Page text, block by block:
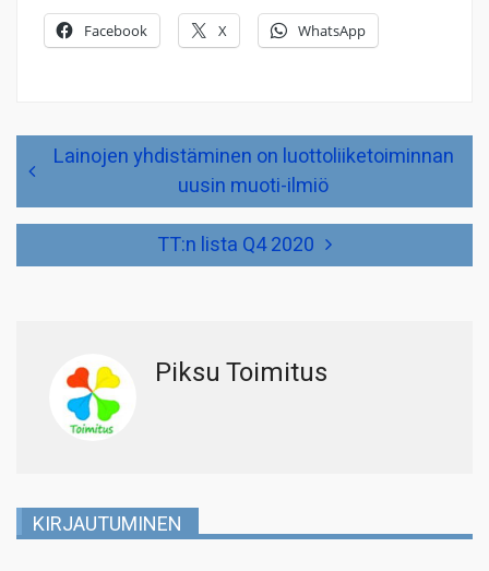
Facebook X WhatsApp
Artikkelien
selausLainojen yhdistäminen on luottoliiketoiminnan
uusin muoti-ilmiö
TT:n lista Q4 2020
Piksu Toimitus
KIRJAUTUMINEN